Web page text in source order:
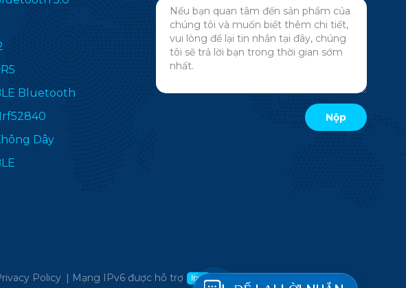
Bluetooth
Dây
Policy | Mạng IPv6 được hỗ trợ